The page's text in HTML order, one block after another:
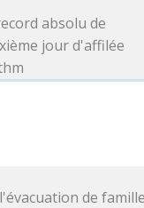
absolu de
jour d'affilée
de